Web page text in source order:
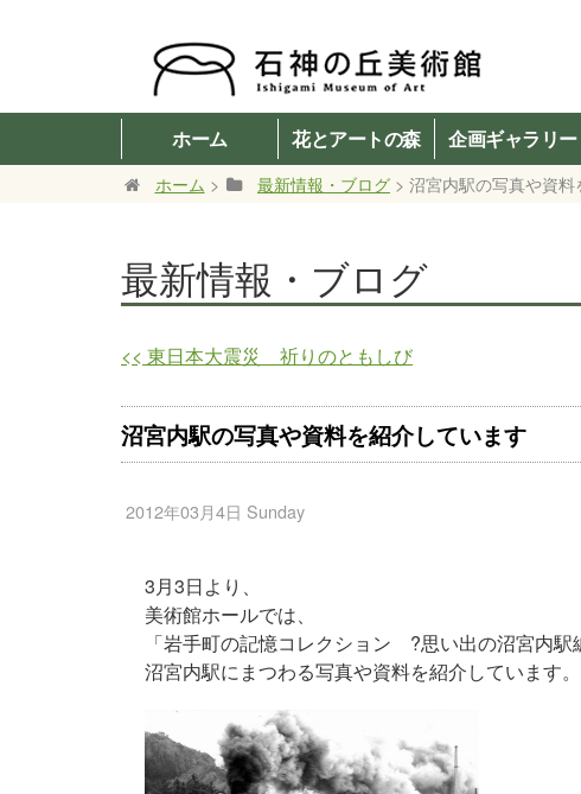
ホーム 花とアートの森 企画ギャラリー
ホーム > 最新情報・ブログ > 沼宮内駅の写真や資
最新情報・ブログ
<< 東日本大震災 祈りのともしび
沼宮内駅の写真や資料を紹介しています
2012年03月4日 Sunday
3月3日より、
美術館ホールでは、
「岩手町の記憶コレクション ?思い出の沼宮内駅
沼宮内駅にまつわる写真や資料を紹介しています。